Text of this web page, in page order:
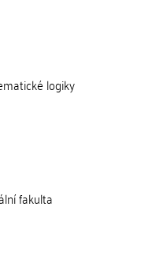
logiky
fakulta